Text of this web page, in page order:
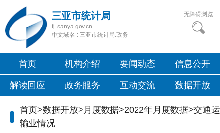
三亚市统计局
tjj.sanya.gov.cn
中文域名 : 三亚市统计局.政务
无障碍浏览
首页 机构介绍 要闻动态 信息公开
解读回应 政务服务 互动交流 数据开放
首页>数据开放>月度数据>2022年月度数据>交通运
输业情况